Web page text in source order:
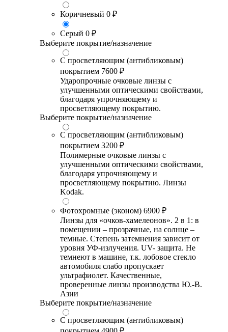
Коричневый 0 ₽
Серый 0 ₽
Выберите покрытие/назначение
С просветляющим (антибликовым)
покрытием 7600 ₽
Ударопрочные очковые линзы с
улучшенными оптическими свойствами,
благодаря упрочняющему и
просветляющему покрытию.
Выберите покрытие/назначение
С просветляющим (антибликовым)
покрытием 3200 ₽
Полимерные очковые линзы с
улучшенными оптическими свойствами,
благодаря упрочняющему и
просветляющему покрытию. Линзы
Kodak.
Фотохромные (эконом) 6900 ₽
Линзы для «очков-хамелеонов». 2 в 1: в
помещении – прозрачные, на солнце –
темные. Степень затемнения зависит от
уровня УФ-излучения. UV- защита. Не
темнеют в машине, т.к. лобовое стекло
автомобиля слабо пропускает
ультрафиолет. Качественные,
проверенные линзы производства Ю.-В.
Азии
Выберите покрытие/назначение
С просветляющим (антибликовым)